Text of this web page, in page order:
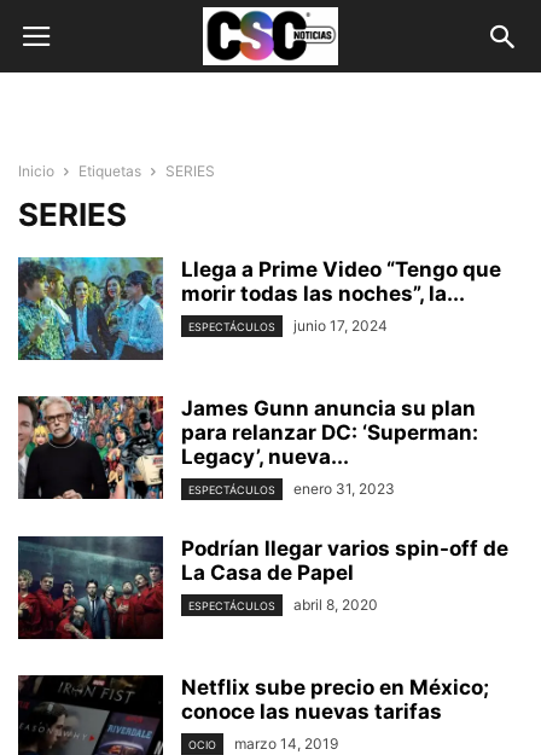
Inicio Etiquetas SERIES
SERIES
Llega a Prime Video “Tengo que
morir todas las noches”, la...
ESPECTÁCULOS junio 17, 2024
James Gunn anuncia su plan
para relanzar DC: ‘Superman:
Legacy’, nueva...
ESPECTÁCULOS enero 31, 2023
Podrían llegar varios spin-off de
La Casa de Papel
ESPECTÁCULOS abril 8, 2020
Netflix sube precio en México;
conoce las nuevas tarifas
OCIO marzo 14, 2019